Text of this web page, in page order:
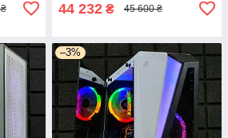
44 232 ₴ 45 600 ₴
–3%